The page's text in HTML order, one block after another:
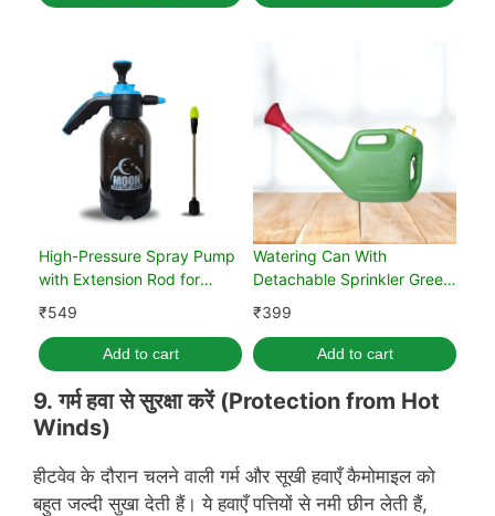
High-Pressure Spray Pump
with Extension Rod for
Garden (Black, 2 Liter)
₹549
Add to cart
Watering Can With
Detachable Sprinkler Green
(5L)
₹399
Add to cart
9.गर्म हवा से सुरक्षा करें (Protection from Hot
Winds)
हीटवेव के दौरान चलने वाली गर्म और सूखी हवाएँ कैमोमाइल को
बहुत जल्दी सुखा देती हैं। ये हवाएँ पत्तियों से नमी छीन लेती हैं,